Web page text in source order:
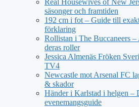
Real Housewives of New
säsonger och framtiden
192 cm i fot – Guide till
förklaring
Rollistan i The Buccaneers –
deras roller
Jessica Almenäs Fröken
TV4
Newcastle mot Arsenal FC
& skador
Händer i Karlstad i helgen –
evenemangsguide